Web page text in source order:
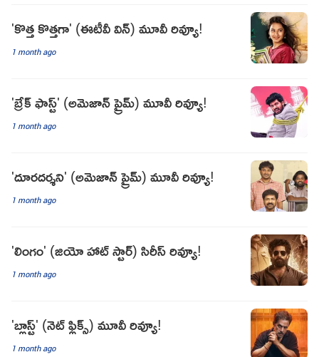
'కొత్త కొత్తగా' (ఈటీవీ విన్) మూవీ రివ్యూ!
1 month ago
'బ్రేక్ ఫాస్ట్' (అమెజాన్ ప్రైమ్) మూవీ రివ్యూ!
1 month ago
'దూరదర్శని' (అమెజాన్ ప్రైమ్) మూవీ రివ్యూ!
1 month ago
'లింగం' (జియో హాట్ స్టార్) సిరీస్ రివ్యూ!
1 month ago
'బ్లాస్ట్' (నెట్ ఫ్లిక్స్) మూవీ రివ్యూ!
1 month ago